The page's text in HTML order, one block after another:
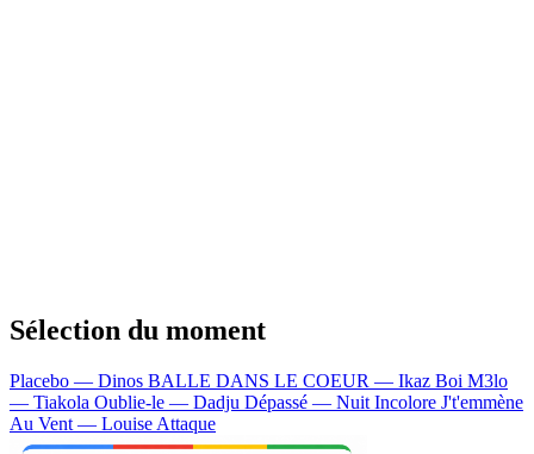
Sélection du moment
Placebo — Dinos BALLE DANS LE COEUR — Ikaz Boi M3lo
— Tiakola Oublie-le — Dadju Dépassé — Nuit Incolore J't'emmène
Au Vent — Louise Attaque